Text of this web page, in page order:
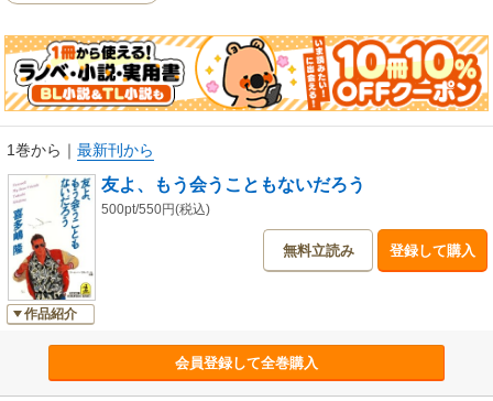
1巻から ｜ 最新刊から
作品紹介
友よ、もう会うこともないだろう
500pt/550円(税込)
無料立読み 登録して購入
会員登録して全巻購入